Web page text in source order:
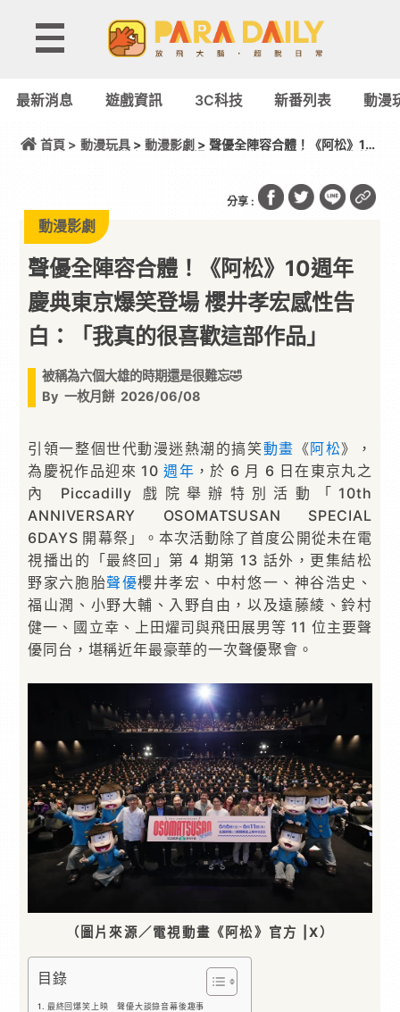
最新消息 遊戲資訊 3C科技 新番列表 動漫
首頁 > 動漫玩具> 動漫影劇 > 聲優全陣容合體！《阿松》10
分享 :
動漫影劇
聲優全陣容合體！《阿松》10週年
慶典東京爆笑登場 櫻井孝宏感性告
白：「我真的很喜歡這部作品」
被稱為六個大雄的時期還是很難忘🤣
By 一枚月餅 2026/06/08
引領一整個世代動漫迷熱潮的搞笑動畫 《阿松》，
為慶祝作品迎來 10週年 ，於 6 月 6 日在東京丸之
內 Piccadilly 戲院舉辦特別活動「10th
ANNIVERSARY OSOMATSUSAN SPECIAL
6DAYS 開幕祭」。本次活動除了首度公開從未在電
視播出的「最終回」第 4 期第 13 話外，更集結松
野家六胞胎聲優櫻井孝宏、中村悠一、神谷浩史、
福山潤、小野大輔、入野自由，以及遠藤綾、鈴村
健一、國立幸、上田燿司與飛田展男等 11 位主要聲
優同台，堪稱近年最豪華的一次聲優聚會。
（圖片來源／電視動畫《阿松》官方 |X）
目錄
最終回爆笑上映 聲優大談錄音幕後趣事